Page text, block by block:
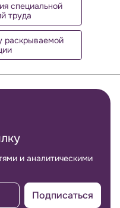
специальной
труда
раскрываемой
и аналитическими
Подписаться